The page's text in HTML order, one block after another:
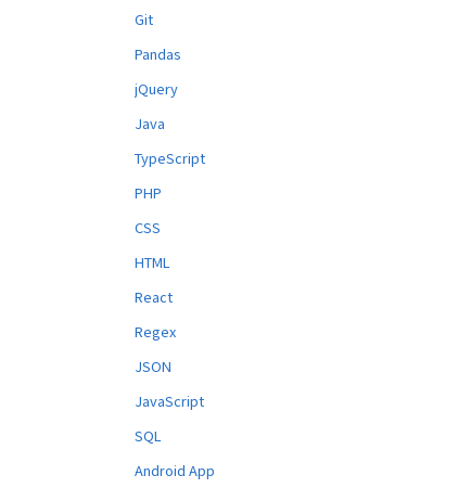
Git
Pandas
jQuery
Java
TypeScript
PHP
CSS
HTML
React
Regex
JSON
JavaScript
SQL
Android App